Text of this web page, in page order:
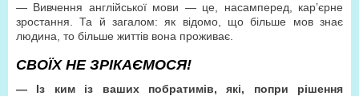
— Вивчення англійської мови — це, насамперед, кар’єрне
зростання. Та й загалом: як відомо, що більше мов знає
людина, то більше життів вона проживає.
СВОЇХ НЕ ЗРІКАЄМОСЯ!
— Із ким із ваших побратимів, які, попри рішення